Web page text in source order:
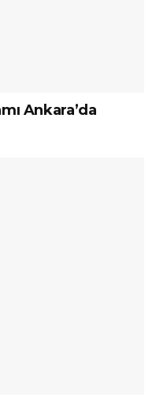
Ankara’da